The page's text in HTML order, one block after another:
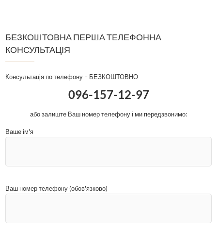
БЕЗКОШТОВНА ПЕРША ТЕЛЕФОННА
КОНСУЛЬТАЦІЯ
Консультація по телефону – БЕЗКОШТОВНО
096-157-12-97
або залиште Ваш номер телефону і ми передзвонимо:
Ваше ім'я
Ваш номер телефону (обов'язково)